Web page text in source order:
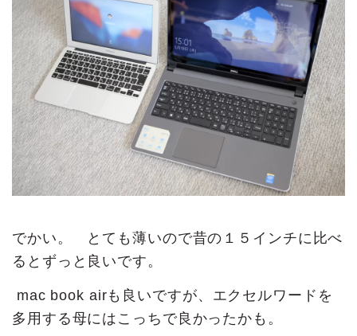
でかい。 とても薄いので昔の１５インチに比べ
るとずっと良いです。
mac book airも良いですが、エクセルワードを
多用する母にはこっちで良かったかも。